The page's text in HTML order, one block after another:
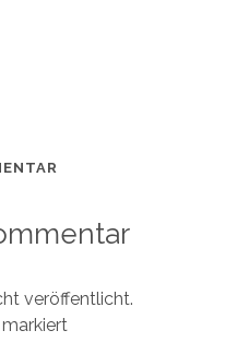
veröffentlicht.
markiert